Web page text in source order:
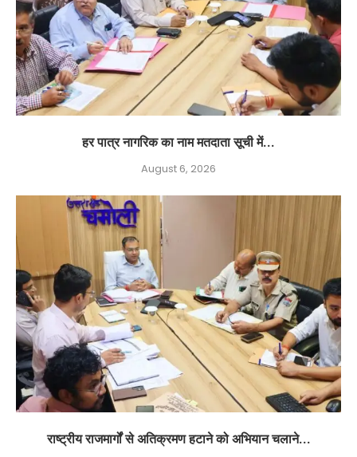
हर पात्र नागरिक का नाम मतदाता सूची में...
August 6, 2026
राष्ट्रीय राजमार्गों से अतिक्रमण हटाने को अभियान चलाने...